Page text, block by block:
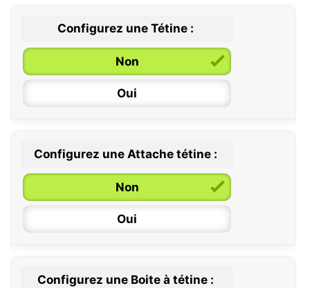
Configurez une Tétine :
Non
Oui
0 / 6 mois
6 / 36 mois
Configurez une Attache tétine :
Non
Oui
Configurez une Boite à tétine :